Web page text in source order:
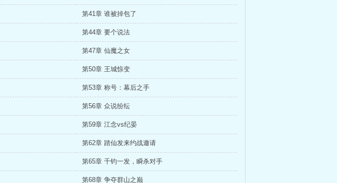
第41章 谁被掉包了
第44章 要个说法
第47章 仙魔之女
第50章 王城惊变
第53章 称号：幕后之手
第56章 众说纷纭
第59章 江念vs纪晏
第62章 踏仙发来约战邀请
第65章 千钧一发，瞬杀对手
第68章 争夺群山之巅